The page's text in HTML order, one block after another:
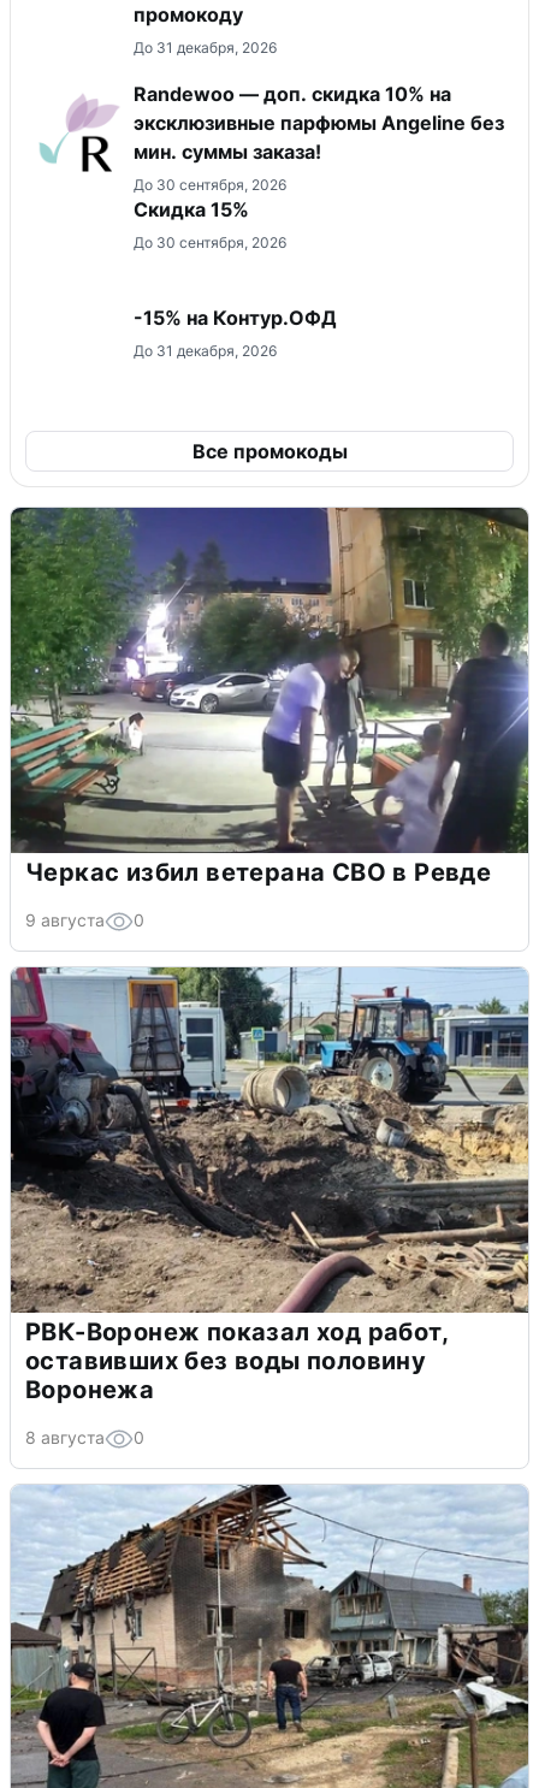
промокоду
До 31 декабря, 2026
Randewoo — доп. скидка 10% на
эксклюзивные парфюмы Angeline без
мин. суммы заказа!
До 30 сентября, 2026
Скидка 15%
До 30 сентября, 2026
-15% на Контур.ОФД
До 31 декабря, 2026
Все промокоды
Черкас избил ветерана СВО в Ревде
9 августа 0
РВК-Воронеж показал ход работ,
оставивших без воды половину
Воронежа
8 августа 0